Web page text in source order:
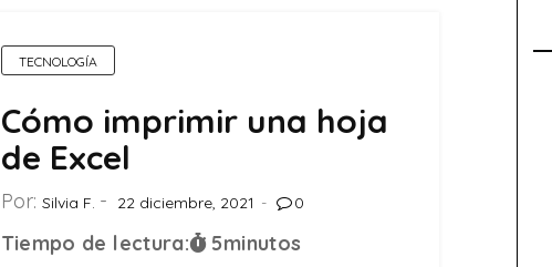
TECNOLOGÍA
Cómo imprimir una hoja
de Excel
Por: Silvia F. 22 diciembre, 2021 0
Tiempo de lectura: 5minutos